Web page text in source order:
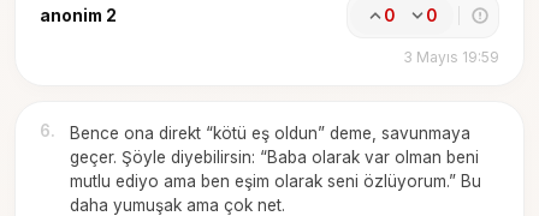
anonim 2 0 0
3 Mayıs 19:59
6.
Bence ona direkt “kötü eş oldun” deme, savunmaya
geçer. Şöyle diyebilirsin: “Baba olarak var olman beni
mutlu ediyo ama ben eşim olarak seni özlüyorum.” Bu
daha yumuşak ama çok net.